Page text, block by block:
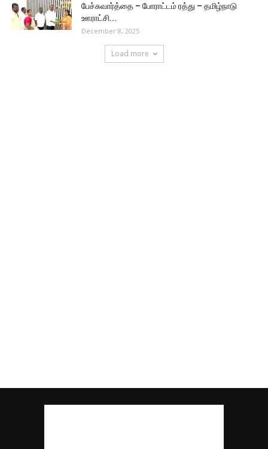
பேச்சுவார்த்தை – போராட்டம் ரத்து – தமிழ்நாடு
ஊராட்சி...
December 8, 2025
Load more